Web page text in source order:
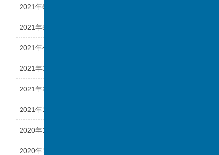
2021年6月
2021年5月
2021年4月
2021年3月
2021年2月
2021年1月
2020年12月
2020年11月